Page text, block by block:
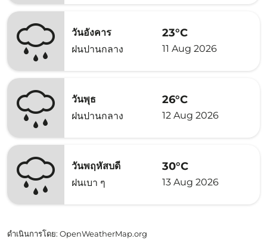
วันอังคาร
ฝนปานกลาง
23°C
11 Aug 2026
วันพุธ
ฝนปานกลาง
26°C
12 Aug 2026
วันพฤหัสบดี
ฝนเบา ๆ
30°C
13 Aug 2026
ดำเนินการโดย: OpenWeatherMap.org